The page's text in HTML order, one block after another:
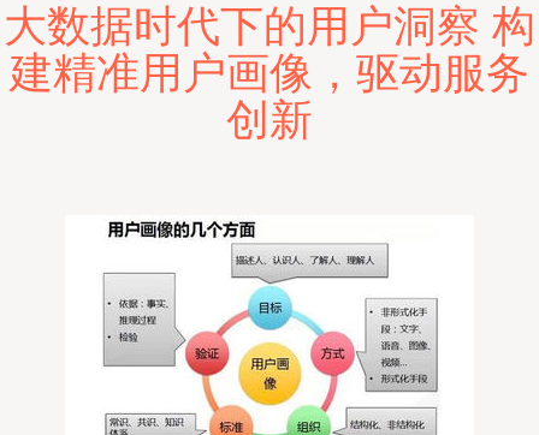
大数据时代下的用户洞察 构
建精准用户画像，驱动服务
创新